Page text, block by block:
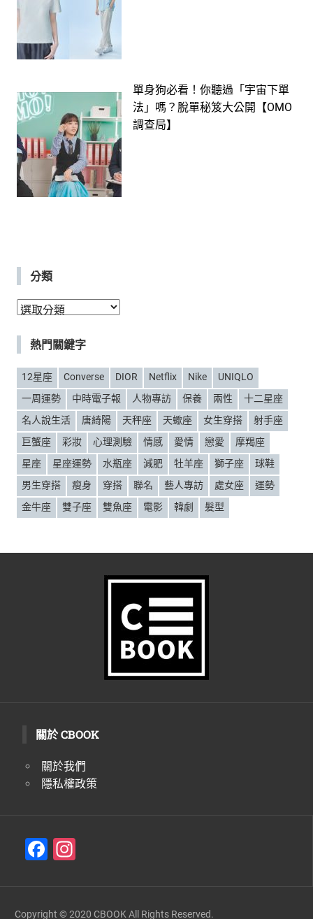
單身狗必看！你聽過「宇宙下單
法」嗎？脫單秘笈大公開【OMO
調查局】
分類
分
熱門關鍵字
12星座 Converse DIOR Netflix Nike
UNIQLO
一周運勢
中時電子報 人物專訪 保養 兩性
十二星座
名人說生活
唐綺陽 天秤座 天蠍座 女生穿搭
射手座
巨蟹座
彩妝 心理測驗 情感 愛情 戀愛
摩羯座
星座
星座運勢 水瓶座 減肥 牡羊座 獅子座
球鞋
男生穿搭
瘦身 穿搭 聯名 藝人專訪 處女座
運勢
金牛座
雙子座 雙魚座 電影 韓劇 髮型
關於 CBOOK
關於我們
隱私權政策
F
Copyright © 2020 CBOOK All Rights Reserved.